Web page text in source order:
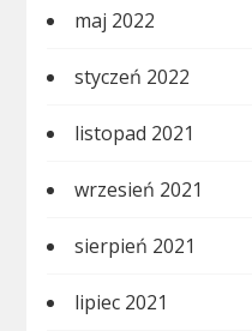
maj 2022
styczeń 2022
listopad 2021
wrzesień 2021
sierpień 2021
lipiec 2021